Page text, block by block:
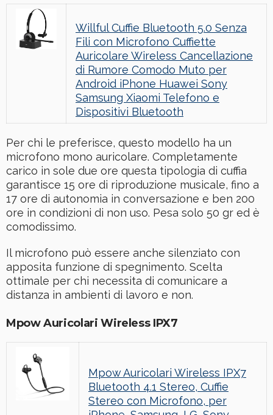
Willful Cuffie Bluetooth 5.0 Senza
Fili con Microfono Cuffiette
Auricolare Wireless Cancellazione
di Rumore Comodo Muto per
Android iPhone Huawei Sony
Samsung Xiaomi Telefono e
Dispositivi Bluetooth
Per chi le preferisce, questo modello ha un
microfono mono auricolare. Completamente
carico in sole due ore questa tipologia di cuffia
garantisce 15 ore di riproduzione musicale, fino a
17 ore di autonomia in conversazione e ben 200
ore in condizioni di non uso. Pesa solo 50 gr ed è
comodissimo.
Il microfono può essere anche silenziato con
apposita funzione di spegnimento. Scelta
ottimale per chi necessita di comunicare a
distanza in ambienti di lavoro e non.
Mpow Auricolari Wireless IPX7
Mpow Auricolari Wireless IPX7
Bluetooth 4.1 Stereo, Cuffie
Stereo con Microfono, per